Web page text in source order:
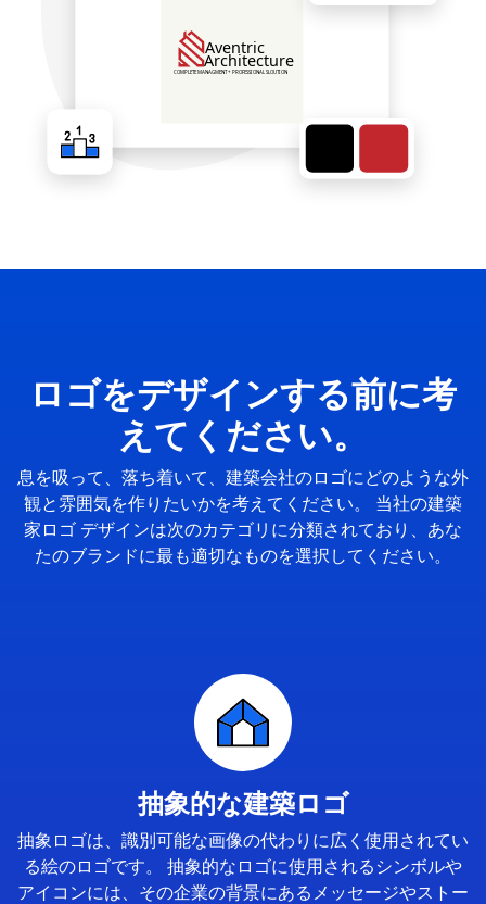
ロゴをデザインする前に考
えてください。
息を吸って、落ち着いて、建築会社のロゴにどのような外
観と雰囲気を作りたいかを考えてください。 当社の建築
家ロゴ デザインは次のカテゴリに分類されており、あな
たのブランドに最も適切なものを選択してください。
抽象的な建築ロゴ
抽象ロゴは、識別可能な画像の代わりに広く使用されてい
る絵のロゴです。 抽象的なロゴに使用されるシンボルや
アイコンには、その企業の背景にあるメッセージやストー